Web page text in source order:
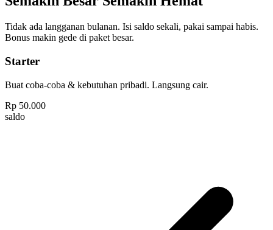
Tidak ada langganan bulanan. Isi saldo sekali, pakai sampai habis.
Bonus makin gede di paket besar.
Starter
Buat coba-coba & kebutuhan pribadi. Langsung cair.
Rp 50.000
saldo